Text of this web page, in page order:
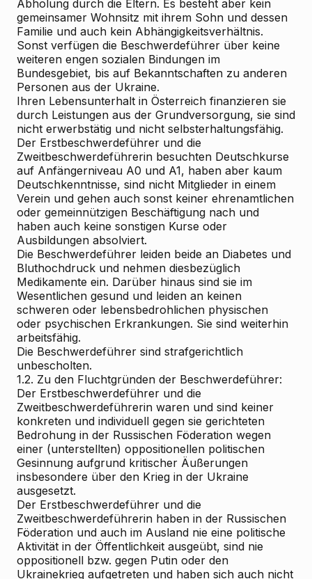
Abholung durch die Eltern. Es besteht aber kein
gemeinsamer Wohnsitz mit ihrem Sohn und dessen
Familie und auch kein Abhängigkeitsverhältnis.
Sonst verfügen die Beschwerdeführer über keine
weiteren engen sozialen Bindungen im
Bundesgebiet, bis auf Bekanntschaften zu anderen
Personen aus der Ukraine.
Ihren Lebensunterhalt in Österreich finanzieren sie
durch Leistungen aus der Grundversorgung, sie sind
nicht erwerbstätig und nicht selbsterhaltungsfähig.
Der Erstbeschwerdeführer und die
Zweitbeschwerdeführerin besuchten Deutschkurse
auf Anfängerniveau A0 und A1, haben aber kaum
Deutschkenntnisse, sind nicht Mitglieder in einem
Verein und gehen auch sonst keiner ehrenamtlichen
oder gemeinnützigen Beschäftigung nach und
haben auch keine sonstigen Kurse oder
Ausbildungen absolviert.
Die Beschwerdeführer leiden beide an Diabetes und
Bluthochdruck und nehmen diesbezüglich
Medikamente ein. Darüber hinaus sind sie im
Wesentlichen gesund und leiden an keinen
schweren oder lebensbedrohlichen physischen
oder psychischen Erkrankungen. Sie sind weiterhin
arbeitsfähig.
Die Beschwerdeführer sind strafgerichtlich
unbescholten.
1.2. Zu den Fluchtgründen der Beschwerdeführer:
Der Erstbeschwerdeführer und die
Zweitbeschwerdeführerin waren und sind keiner
konkreten und individuell gegen sie gerichteten
Bedrohung in der Russischen Föderation wegen
einer (unterstellten) oppositionellen politischen
Gesinnung aufgrund kritischer Äußerungen
insbesondere über den Krieg in der Ukraine
ausgesetzt.
Der Erstbeschwerdeführer und die
Zweitbeschwerdeführerin haben in der Russischen
Föderation und auch im Ausland nie eine politische
Aktivität in der Öffentlichkeit ausgeübt, sind nie
oppositionell bzw. gegen Putin oder den
Ukrainekrieg aufgetreten und haben sich auch nicht